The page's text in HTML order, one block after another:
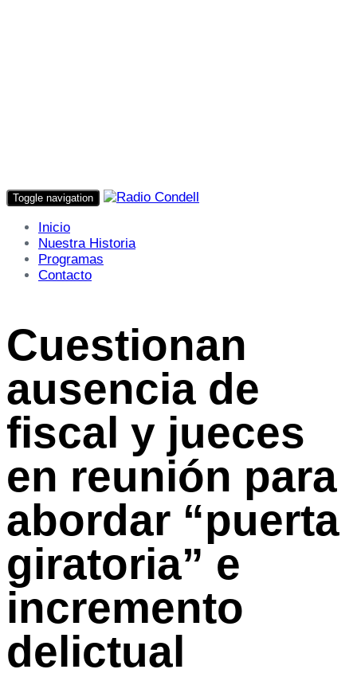
Toggle navigation
Inicio
Nuestra Historia
Programas
Contacto
Cuestionan
ausencia de
fiscal y jueces
en reunión para
abordar “puerta
giratoria” e
incremento
delictual